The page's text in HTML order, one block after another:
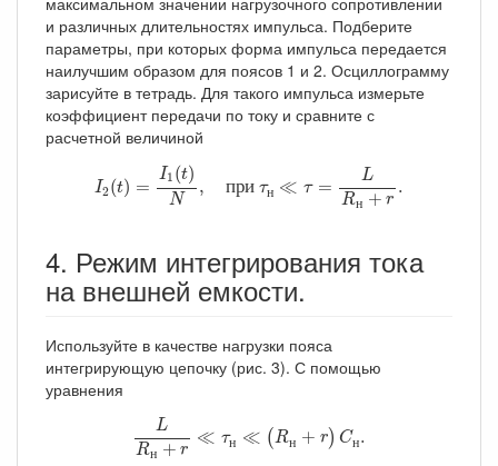
и различных длительностях импульса. Подберите
параметры, при которых форма импульса передается
наилучшим образом для поясов 1 и 2. Осциллограмму
зарисуйте в тетрадь. Для такого импульса измерьте
коэффициент передачи по току и сравните с
расчетной величиной
I2(t) =
I1 (t)
N
, при τн ≪ τ =
L
Rн + r
.
I1 (t)N +
4. Режим интегрирования тока
на внешней емкости.
Используйте в качестве нагрузки пояса
интегрирующую цепочку (рис. 3). С помощью
уравнения
L
Rн + r
≪ τн ≪ (Rн + r) Cн.
LR